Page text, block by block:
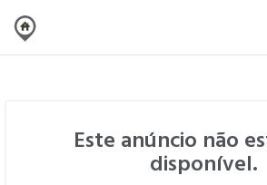
Este anúncio não
disponível.